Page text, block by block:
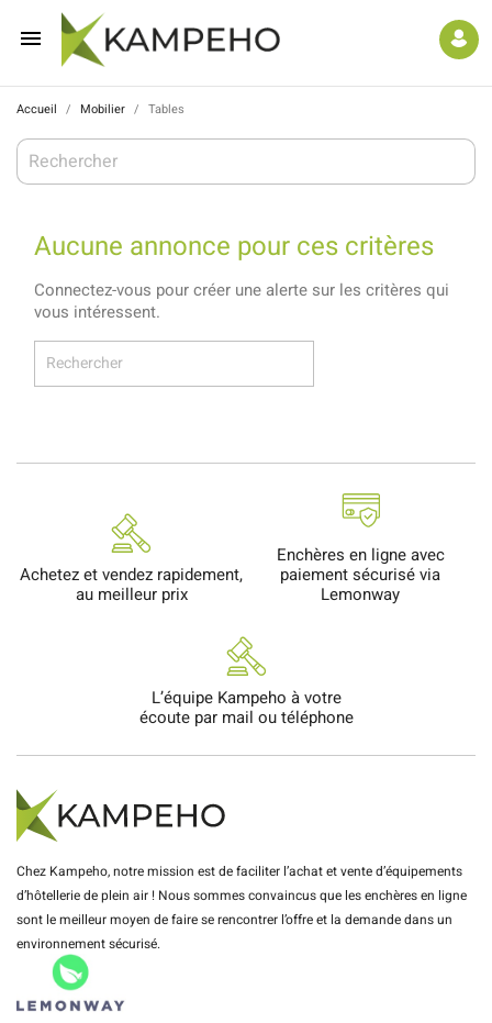

Accueil Mobilier Tables
Aucune annonce pour ces critères
Connectez-vous pour créer une alerte sur les critères qui
vous intéressent.
Achetez et vendez rapidement,
au meilleur prix
Enchères en ligne avec
paiement sécurisé via
Lemonway
L’équipe Kampeho à votre
écoute par mail ou téléphone
Chez Kampeho, notre mission est de faciliter l’achat et vente d’équipements
d’hôtellerie de plein air ! Nous sommes convaincus que les enchères en ligne
sont le meilleur moyen de faire se rencontrer l’offre et la demande dans un
environnement sécurisé.